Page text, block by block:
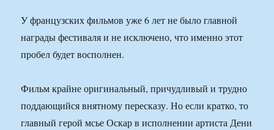
У французских фильмов уже 6 лет не было главной
награды фестиваля и не исключено, что именно этот
пробел будет восполнен.
Фильм крайне оригинальный, причудливый и трудно
поддающийся внятному пересказу. Но если кратко, то
главный герой мсье Оскар в исполнении артиста Дени